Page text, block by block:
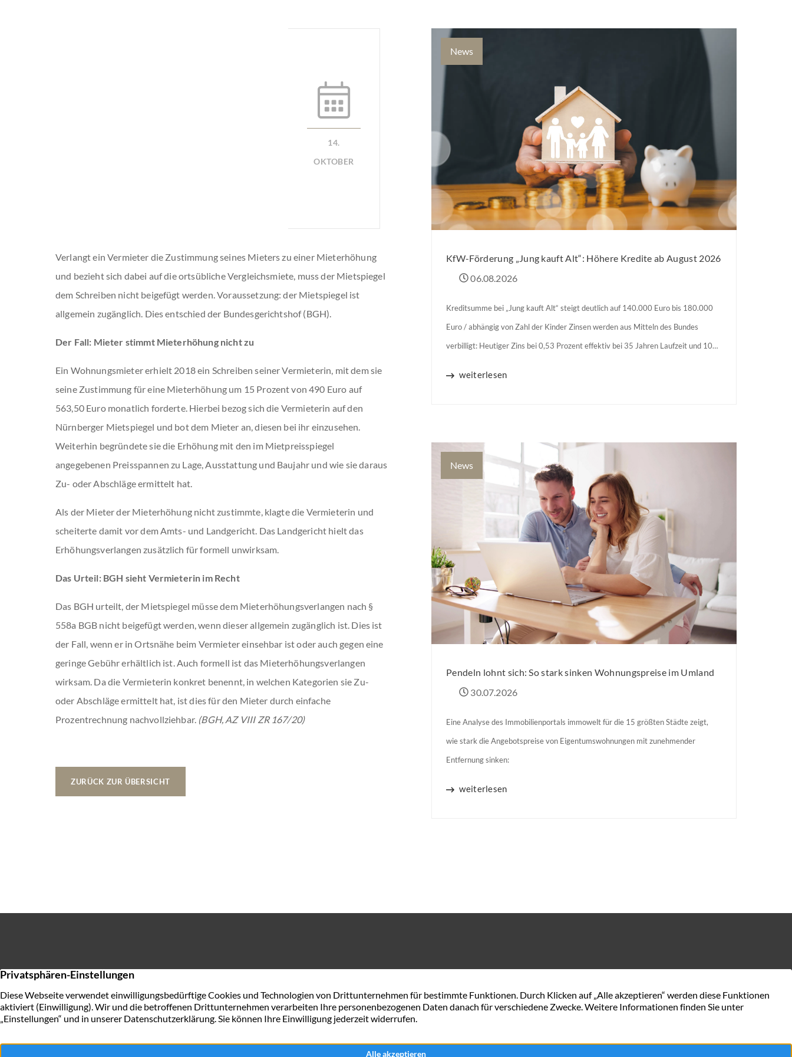
14.
OKTOBER
Verlangt ein Vermieter die Zustimmung seines Mieters zu einer Mieterhöhung
und bezieht sich dabei auf die ortsübliche Vergleichsmiete, muss der Mietspiegel
dem Schreiben nicht beigefügt werden. Voraussetzung: der Mietspiegel ist
allgemein zugänglich. Dies entschied der Bundesgerichtshof (BGH).
Der Fall: Mieter stimmt Mieterhöhung nicht zu
Ein Wohnungsmieter erhielt 2018 ein Schreiben seiner Vermieterin, mit dem sie
seine Zustimmung für eine Mieterhöhung um 15 Prozent von 490 Euro auf
563,50 Euro monatlich forderte. Hierbei bezog sich die Vermieterin auf den
Nürnberger Mietspiegel und bot dem Mieter an, diesen bei ihr einzusehen.
Weiterhin begründete sie die Erhöhung mit den im Mietpreisspiegel
angegebenen Preisspannen zu Lage, Ausstattung und Baujahr und wie sie daraus
Zu- oder Abschläge ermittelt hat.
Als der Mieter der Mieterhöhung nicht zustimmte, klagte die Vermieterin und
scheiterte damit vor dem Amts- und Landgericht. Das Landgericht hielt das
Erhöhungsverlangen zusätzlich für formell unwirksam.
Das Urteil: BGH sieht Vermieterin im Recht
Das BGH urteilt, der Mietspiegel müsse dem Mieterhöhungsverlangen nach §
558a BGB nicht beigefügt werden, wenn dieser allgemein zugänglich ist. Dies ist
der Fall, wenn er in Ortsnähe beim Vermieter einsehbar ist oder auch gegen eine
geringe Gebühr erhältlich ist. Auch formell ist das Mieterhöhungsverlangen
wirksam. Da die Vermieterin konkret benennt, in welchen Kategorien sie Zu-
oder Abschläge ermittelt hat, ist dies für den Mieter durch einfache
Prozentrechnung nachvollziehbar. (BGH, AZ VIII ZR 167/20)
ZURÜCK ZUR ÜBERSICHT
News
KfW-Förderung „Jung kauft Alt“: Höhere Kredite ab August 2026
06.08.2026
Kreditsumme bei „Jung kauft Alt“ steigt deutlich auf 140.000 Euro bis 180.000
Euro / abhängig von Zahl der Kinder Zinsen werden aus Mitteln des Bundes
verbilligt: Heutiger Zins bei 0,53 Prozent effektiv bei 35 Jahren Laufzeit und 10
weiterlesen
News
Pendeln lohnt sich: So stark sinken Wohnungspreise im Umland
30.07.2026
Eine Analyse des Immobilienportals immowelt für die 15 größten Städte zeigt,
wie stark die Angebotspreise von Eigentumswohnungen mit zunehmender
Entfernung sinken:
weiterlesen
28757 Bremen
service@maxximmobilien.de
KONTAKT AUFNEHMEN